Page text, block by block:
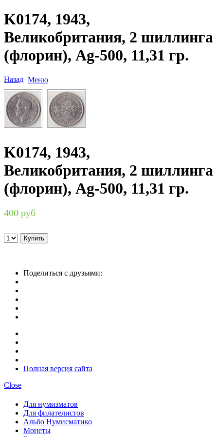
K0174, 1943,
Великобритания, 2 шиллинга
(флорин), Ag-500, 11,31 гр.
Назад Меню
K0174, 1943,
Великобритания, 2 шиллинга
(флорин), Ag-500, 11,31 гр.
400 руб
Поделиться с друзьями:
Полная версия сайта
Close
Для нумизматов
Для филателистов
Альбо Нумисматико
Монеты